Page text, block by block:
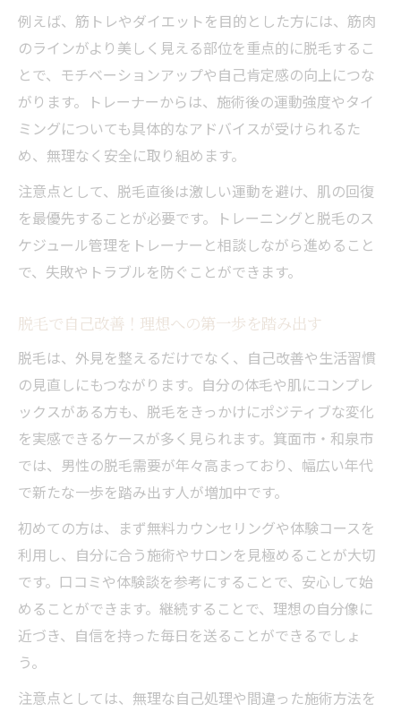
例えば、筋トレやダイエットを目的とした方には、筋肉
のラインがより美しく見える部位を重点的に脱毛するこ
とで、モチベーションアップや自己肯定感の向上につな
がります。トレーナーからは、施術後の運動強度やタイ
ミングについても具体的なアドバイスが受けられるた
め、無理なく安全に取り組めます。
注意点として、脱毛直後は激しい運動を避け、肌の回復
を最優先することが必要です。トレーニングと脱毛のス
ケジュール管理をトレーナーと相談しながら進めること
で、失敗やトラブルを防ぐことができます。
脱毛で自己改善！理想への第一歩を踏み出す
脱毛は、外見を整えるだけでなく、自己改善や生活習慣
の見直しにもつながります。自分の体毛や肌にコンプレ
ックスがある方も、脱毛をきっかけにポジティブな変化
を実感できるケースが多く見られます。箕面市・和泉市
では、男性の脱毛需要が年々高まっており、幅広い年代
で新たな一歩を踏み出す人が増加中です。
初めての方は、まず無料カウンセリングや体験コースを
利用し、自分に合う施術やサロンを見極めることが大切
です。口コミや体験談を参考にすることで、安心して始
めることができます。継続することで、理想の自分像に
近づき、自信を持った毎日を送ることができるでしょ
う。
注意点としては、無理な自己処理や間違った施術方法を